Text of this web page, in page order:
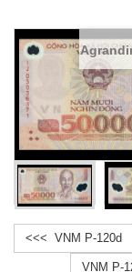
<<< VNM P-120d
VNM P-